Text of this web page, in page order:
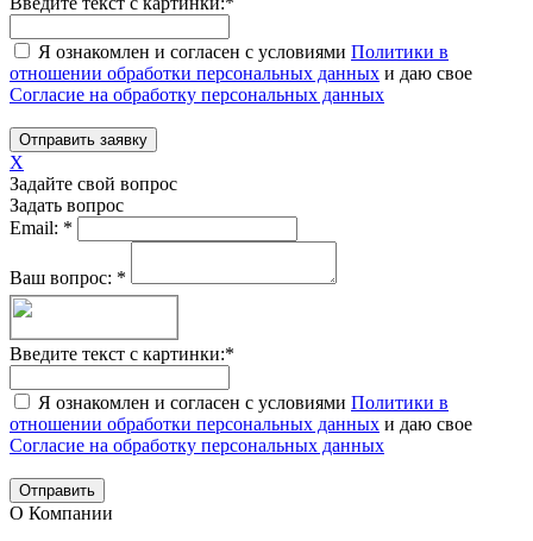
Я ознакомлен и согласен с условиями Политики в
отношении обработки персональных данных и даю свое
Согласие на обработку персональных данных
Отправить заявку
X
Задайте свой вопрос
Задать вопрос
Email: *
Ваш вопрос: *
Введите текст с картинки:*
Я ознакомлен и согласен с условиями Политики в
отношении обработки персональных данных и даю свое
Согласие на обработку персональных данных
Отправить
О Компании